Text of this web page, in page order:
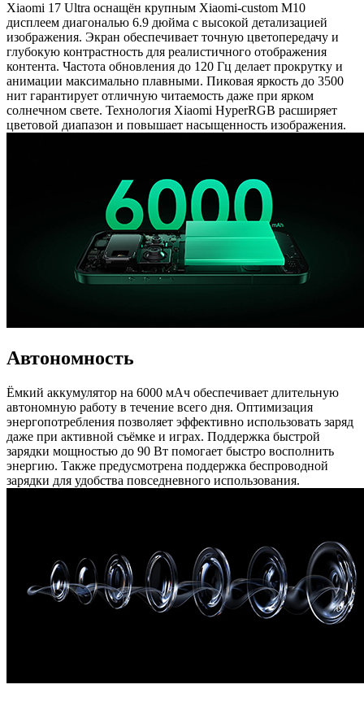
Xiaomi 17 Ultra оснащён крупным Xiaomi-custom M10
дисплеем диагональю 6.9 дюйма с высокой детализацией
изображения. Экран обеспечивает точную цветопередачу и
глубокую контрастность для реалистичного отображения
контента. Частота обновления до 120 Гц делает прокрутку и
анимации максимально плавными. Пиковая яркость до 3500
нит гарантирует отличную читаемость даже при ярком
солнечном свете. Технология Xiaomi HyperRGB расширяет
цветовой диапазон и повышает насыщенность изображения.
Автономность
Ёмкий аккумулятор на 6000 мАч обеспечивает длительную
автономную работу в течение всего дня. Оптимизация
энергопотребления позволяет эффективно использовать заряд
даже при активной съёмке и играх. Поддержка быстрой
зарядки мощностью до 90 Вт помогает быстро восполнить
энергию. Также предусмотрена поддержка беспроводной
зарядки для удобства повседневного использования.